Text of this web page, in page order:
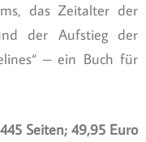
das Zeitalter der
der Aufstieg der
– ein Buch für
Seiten; 49,95 Euro